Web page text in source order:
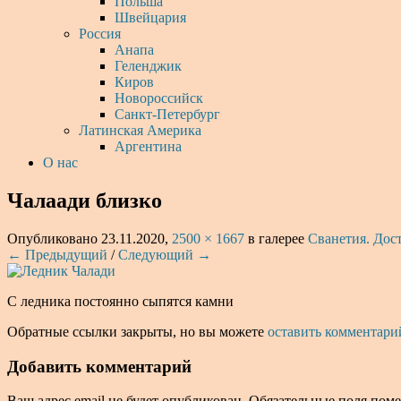
Швейцария
Россия
Анапа
Геленджик
Киров
Новороссийск
Санкт-Петербург
Латинская Америка
Аргентина
О нас
Чалаади близко
Опубликовано 23.11.2020, 2500 × 1667 в галерее Сванетия.
← Предыдущий /Следующий →
С ледника постоянно сыпятся камни
Обратные ссылки закрыты, но вы можете оставить
Добавить комментарий